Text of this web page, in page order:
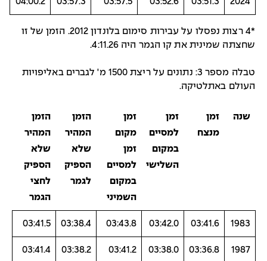
*4 רצות נפסלו על עבירות סימום בלונדון 2012. הזמן של זו
שחצתה שמינית את קו הגמר היה 4:11.26.
טבלה מספר 3: נתונים על ריצת 1500 מ' לגברים באליפויות
העולם באתלטיקה.
שנה
זמן
מנצח
זמן
למסיים
במקום
השלישי
זמן
מקום
זמן
למסיים
במקום
השמיני
הזמן
המהיר
שלא
הספיק
לגמר
הזמן
המהיר
שלא
הספיק
לחצי
הגמר
1983
03:41.6
03:42.0
03:43.8
03:38.4
03:41.5
1987
03:36.8
03:38.0
03:41.2
03:38.2
03:41.4